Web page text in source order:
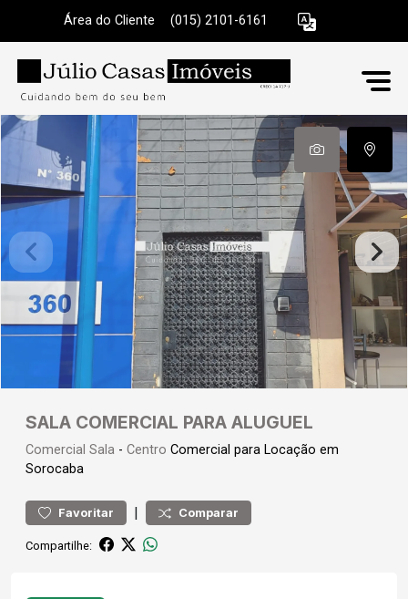
Área do Cliente (015) 2101-6161
SALA COMERCIAL PARA ALUGUEL
Comercial Sala - Centro Comercial para Locação em
Sorocaba
Favoritar | Comparar
Compartilhe: